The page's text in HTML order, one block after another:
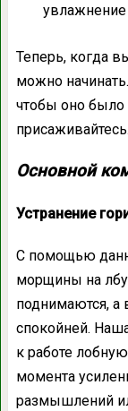
Теперь, когда
можно
чтобы оно
присаживайтесь.
Основной
Устранение
С помощью
морщины на
поднимаются, а
спокойней.
к работе
момента
размышлений